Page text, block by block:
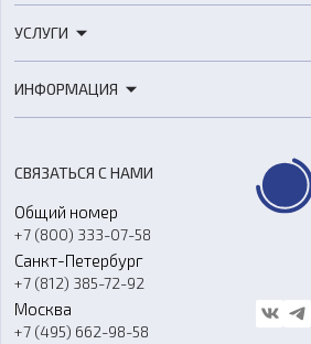
3D-сканеры
Расходные материалы
Оборудование и материалы для
Аксессуары и прочее оборудование
Программное обеспечение
УСЛУГИ
3D-моделирование
Ремонт и услуги
ИНФОРМАЦИЯ
О компании
Контакты
Гос. закупки
Стать дилером
Блог
СВЯЗАТЬСЯ С НАМИ
Общий номер
+7 (800) 333-07-58
Санкт-Петербург
+7 (812) 385-72-92
Москва
+7 (495) 662-98-58